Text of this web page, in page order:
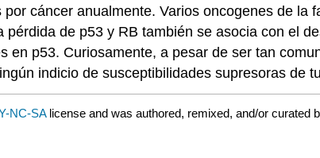
cáncer anualmente. Varios oncogenes de
de p53 y RB también se asocia con el
en p53. Curiosamente, a pesar de ser tan
indicio de susceptibilidades supresoras de
NC-SA license and was authored, remixed, and/or curated